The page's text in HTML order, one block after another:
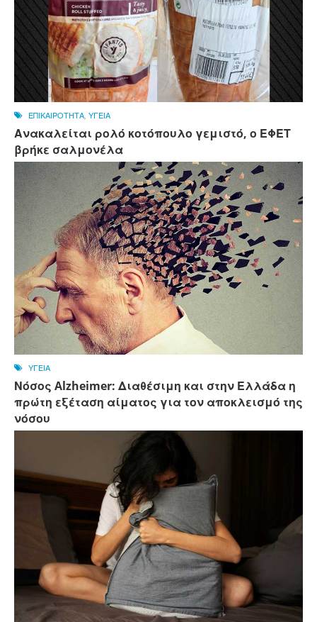
ΕΠΙΚΑΙΡΟΤΗΤΑ, ΥΓΕΙΑ
Ανακαλείται ρολό κοτόπουλο γεμιστό, ο ΕΦΕΤ
βρήκε σαλμονέλα
ΥΓΕΙΑ
Νόσος Alzheimer: Διαθέσιμη και στην Ελλάδα η
πρώτη εξέταση αίματος για τον αποκλεισμό της
νόσου